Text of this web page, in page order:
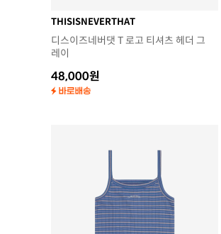
THISISNEVERTHAT
디스이즈네버댓 T 로고 티셔츠 헤더 그
레이
48,000원